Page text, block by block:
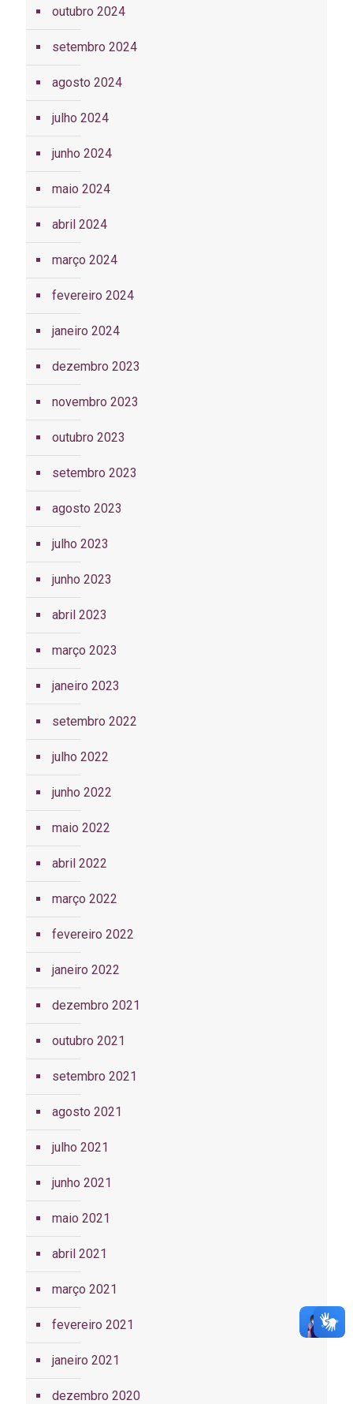
outubro 2024
setembro 2024
agosto 2024
julho 2024
junho 2024
maio 2024
abril 2024
março 2024
fevereiro 2024
janeiro 2024
dezembro 2023
novembro 2023
outubro 2023
setembro 2023
agosto 2023
julho 2023
junho 2023
abril 2023
março 2023
janeiro 2023
setembro 2022
julho 2022
junho 2022
maio 2022
abril 2022
março 2022
fevereiro 2022
janeiro 2022
dezembro 2021
outubro 2021
setembro 2021
agosto 2021
julho 2021
junho 2021
maio 2021
abril 2021
março 2021
fevereiro 2021
janeiro 2021
dezembro 2020